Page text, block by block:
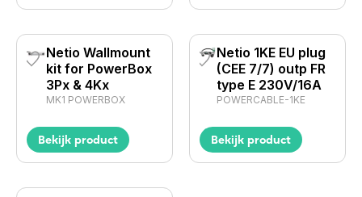
Netio Wallmount
kit for PowerBox
3Px & 4Kx
MK1 POWERBOX
Bekijk product
Netio 1KE EU plug
(CEE 7/7) outp FR
type E 230V/16A
POWERCABLE-1KE
Bekijk product